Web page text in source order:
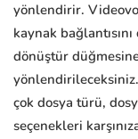
yönlendirir.
kaynak
dönüştür
çok dosya türü,
seçenekleri